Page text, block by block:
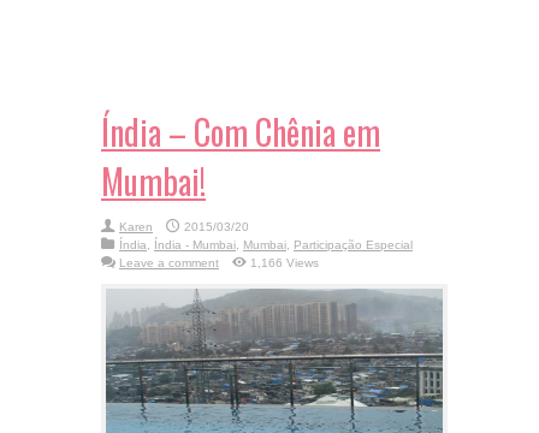
Índia – Com Chênia em
Mumbai!
Karen
2015/03/20
Índia, Índia - Mumbai, Mumbai, Participação Especial
Leave a comment
1,166 Views